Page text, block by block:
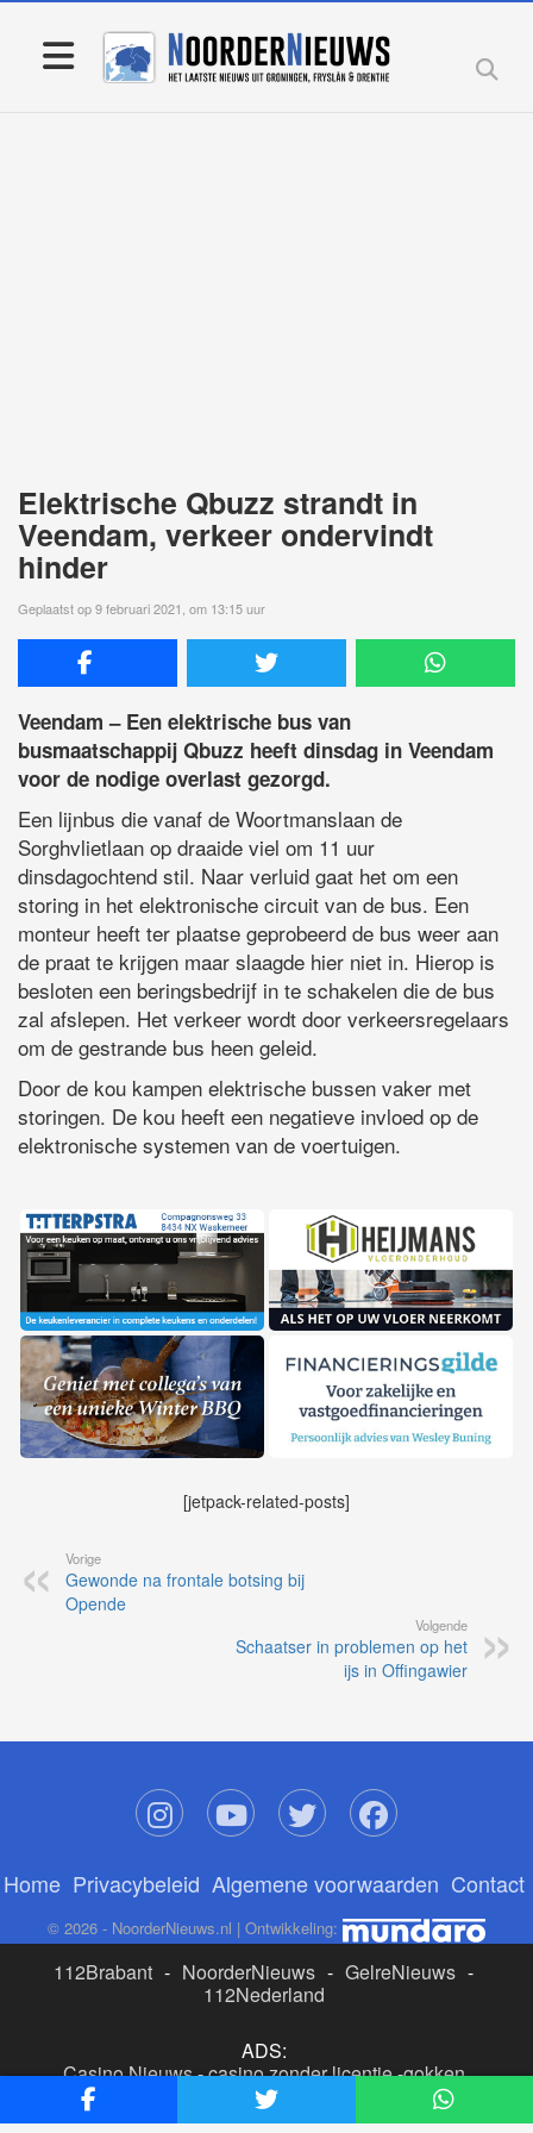
Elektrische Qbuzz strandt in
Veendam, verkeer ondervindt
hinder
Geplaatst op 9 februari 2021, om 13:15 uur
Veendam – Een elektrische bus van
busmaatschappij Qbuzz heeft dinsdag in Veendam
voor de nodige overlast gezorgd.
Een lijnbus die vanaf de Woortmanslaan de
Sorghvlietlaan op draaide viel om 11 uur
dinsdagochtend stil. Naar verluid gaat het om een
storing in het elektronische circuit van de bus. Een
monteur heeft ter plaatse geprobeerd de bus weer aan
de praat te krijgen maar slaagde hier niet in. Hierop is
besloten een beringsbedrijf in te schakelen die de bus
zal afslepen. Het verkeer wordt door verkeersregelaars
om de gestrande bus heen geleid.
Door de kou kampen elektrische bussen vaker met
storingen. De kou heeft een negatieve invloed op de
elektronische systemen van de voertuigen.
[jetpack-related-posts]
Vorige
Gewonde na frontale botsing bij
Opende
Volgende
Schaatser in problemen op het
ijs in Offingawier
Home Privacybeleid Algemene voorwaarden Contact
© 2026 - NoorderNieuws.nl | Ontwikkeling:
112Brabant - NoorderNieuws - GelreNieuws -
112Nederland
ADS:
Casino Nieuws-casino zonder licentie-gokken
buitenlandse site
beste online casino nederland